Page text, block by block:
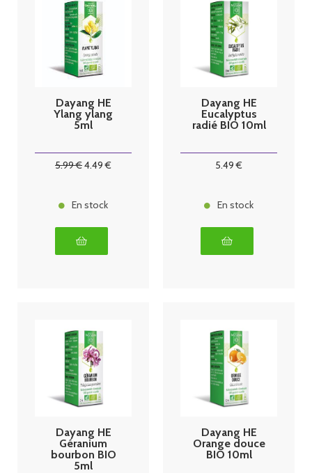
Dayang HE
Ylang ylang
5ml
5.99€4.49 €
En stock
Dayang HE
Eucalyptus
radié BIO 10ml
5.49 €
En stock
Dayang HE
Géranium
bourbon BIO
5ml
Dayang HE
Orange douce
BIO 10ml